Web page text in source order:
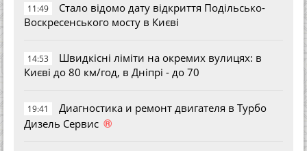
11:49
Стало відомо дату відкриття Подільсько-
Воскресенського мосту в Києві
14:53
Швидкісні ліміти на окремих вулицях: в
Києві до 80 км/год, в Дніпрі - до 70
19:41
Диагностика и ремонт двигателя в Турбо
Дизель Сервис ®